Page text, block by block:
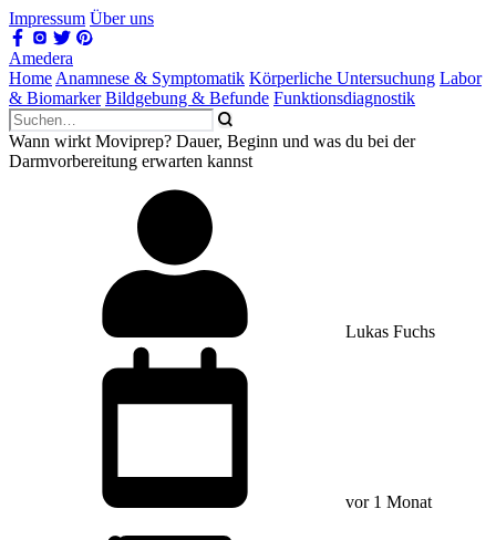
Impressum Über uns
Amedera
Home Anamnese & Symptomatik Körperliche Untersuchung Labor
& Biomarker Bildgebung & Befunde Funktionsdiagnostik
Wann wirkt Moviprep? Dauer, Beginn und was du bei der
Darmvorbereitung erwarten kannst
Lukas Fuchs
vor 1 Monat